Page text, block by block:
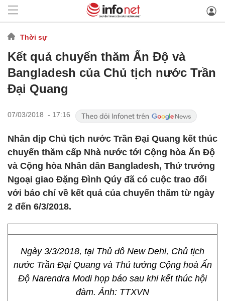
Thời sự
Kết quả chuyến thăm Ấn Độ và
Bangladesh của Chủ tịch nước Trần
Đại Quang
07/03/2018 - 17:16
Nhân dịp Chủ tịch nước Trần Đại Quang kết thúc
chuyến thăm cấp Nhà nước tới Cộng hòa Ấn Độ
và Cộng hòa Nhân dân Bangladesh, Thứ trưởng
Ngoại giao Đặng Đình Qúy đã có cuộc trao đổi
với báo chí về kết quả của chuyến thăm từ ngày
2 đến 6/3/2018.
Ngày 3/3/2018, tại Thủ đô New Dehl, Chủ tịch
nước Trần Đại Quang và Thủ tướng Cộng hoà Ấn
Độ Narendra Modi họp báo sau khi kết thúc hội
đàm. Ảnh: TTXVN